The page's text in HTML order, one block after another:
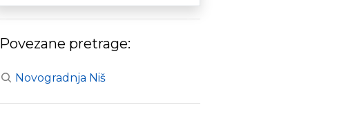
Povezane pretrage:
Novogradnja Niš